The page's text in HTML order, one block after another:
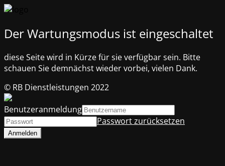
Der Wartungsmodus ist eingeschaltet
diese Seite wird in Kürze für sie verfügbar sein. Bitte
schauen Sie demnächst wieder vorbei, vielen Dank.
© RB Dienstleistungen 2022
Benutzeranmeldung
Passwort zurücksetzen